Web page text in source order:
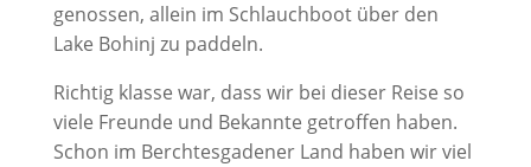
genossen, allein im Schlauchboot über den
Lake Bohinj zu paddeln.
Richtig klasse war, dass wir bei dieser Reise so
viele Freunde und Bekannte getroffen haben.
Schon im Berchtesgadener Land haben wir viel